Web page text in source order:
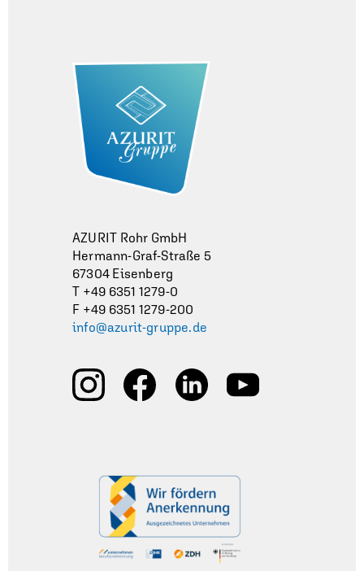
AZURIT Rohr GmbH
Hermann-Graf-Straße 5
67304 Eisenberg
T +49 6351 1279-0
F +49 6351 1279-200
info@azurit-gruppe.de